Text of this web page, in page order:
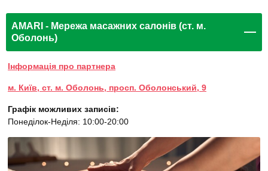
AMARI - Мережа масажних салонів (ст. м.
Оболонь)
Інформація про партнера
м. Київ, ст. м. Оболонь, просп. Оболонський, 9
Графік можливих записів:
Понеділок-Неділя: 10:00-20:00